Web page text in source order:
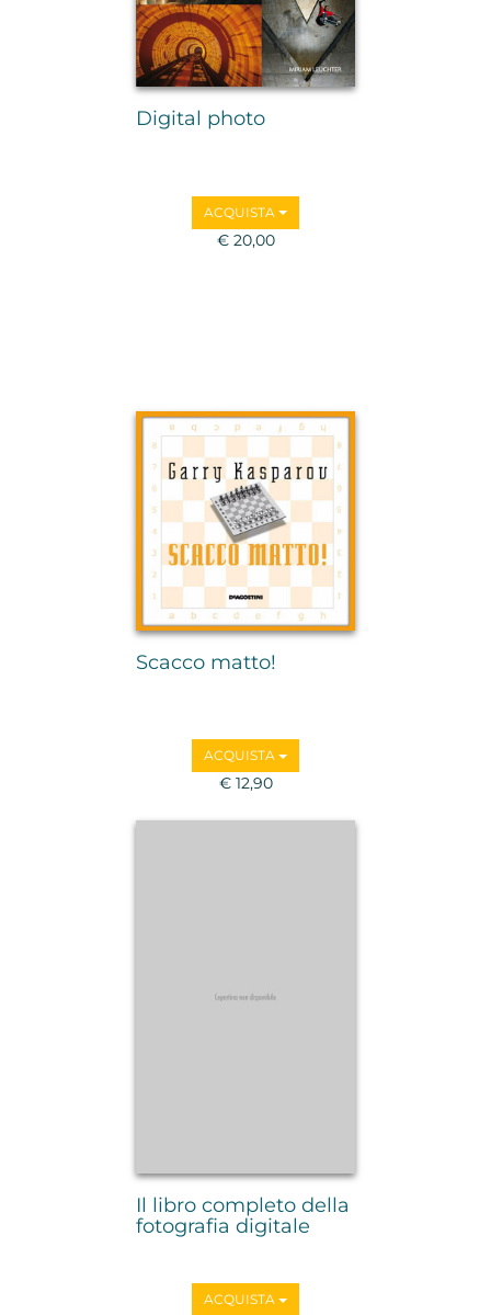
Digital photo
ACQUISTA
€ 20,00
Scacco matto!
ACQUISTA
€ 12,90
Il libro completo della
fotografia digitale
ACQUISTA